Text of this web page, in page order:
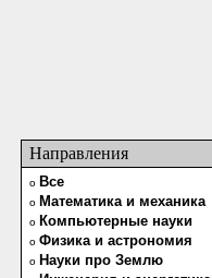
Направления
o Все
o Математика и механика
o Компьютерные науки
o Физика и астрономия
o Науки про Землю